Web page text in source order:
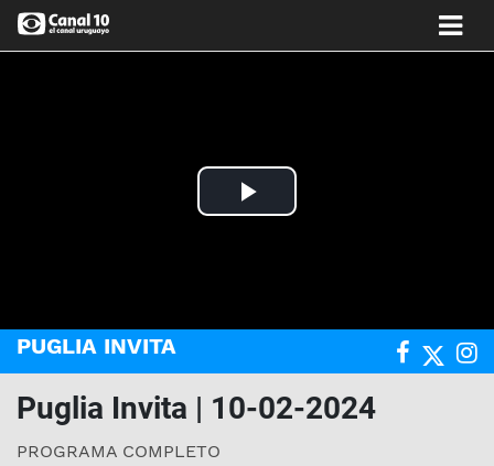
Play
PUGLIA INVITA
Puglia Invita | 10-02-2024
PROGRAMA COMPLETO